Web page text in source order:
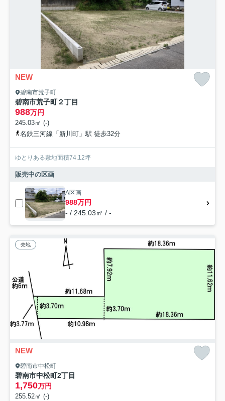
NEW
碧南市荒子町
碧南市荒子町２丁目
988万円
245.03㎡ (-)
名鉄三河線「新川町」駅 徒歩32分
ゆとりある敷地面積74.12坪
販売中の区画
A区画
988万円
- / 245.03㎡ / -
売地
NEW
碧南市中松町
碧南市中松町2丁目
1,750万円
255.52㎡ (-)